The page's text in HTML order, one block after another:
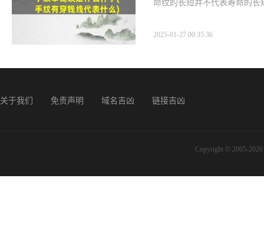
命纹的长短并不代表寿命的
2025-01-27 00:35:36
关于我们 免责声明 域名吉凶 链接吉凶
Copyright © 2005-